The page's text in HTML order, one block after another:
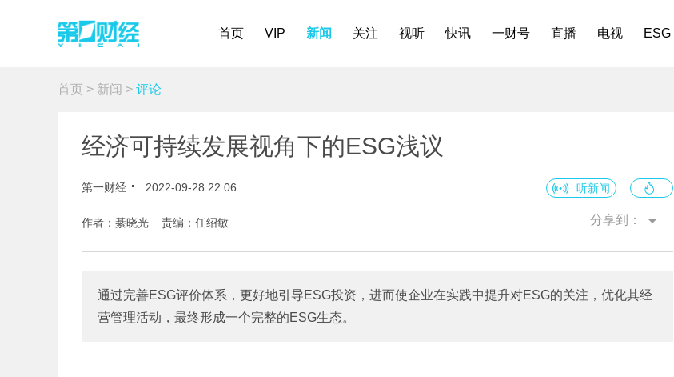
首页 VIP 新闻 关注 视听 快讯 一财号 直播 电视 ESG
首页 > 新闻 > 评论
经济可持续发展视角下的ESG浅议
第一财经 2022-09-28 22:06 听新闻
作者：綦晓光 责编：任绍敏 分享到：
通过完善ESG评价体系，更好地引导ESG投资，进而使企业在实践中提升对ESG的关注，优化其经
营管理活动，最终形成一个完整的ESG生态。